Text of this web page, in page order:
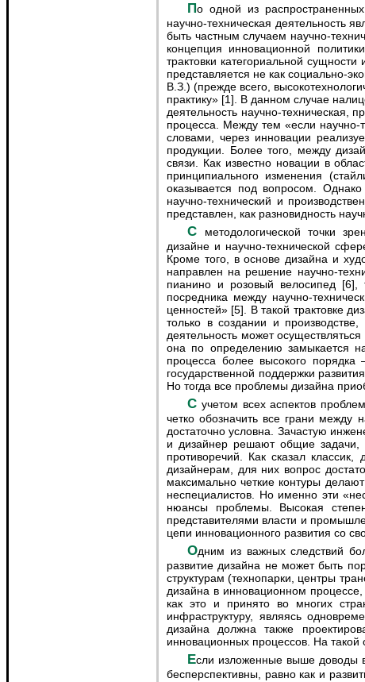
По одной из распространенных версий инновационная политика является составляющей политики научно-технической. Однако
научно-техническая деятельность
быть частным случаем научно-
концепция инновационной
трактовки категориальной
представляется не как социально-
В.З.) (прежде всего,
практику» [1]. В данном случае
деятельность научно-техническая,
процесса. Между тем «если научно-
словами, через инновации
продукции. Более того, между
связи. Как известно новации в
принципиального изменения
оказывается под вопросом.
научно-технический и
представлен, как разновидность
С методологической точки зрения выбор кажется обоснованным. Объекты профессиональной деятельности в промышленном
дизайне и научно-технической
Кроме того, в основе дизайна и
направлен на решение научно-
пианино и розовый велосипед [6],
посредника между научно-
ценностей» [5]. В такой трактовке
только в создании и
деятельность может
она по определению замыкается
процесса более высокого
государственной поддержки
Но тогда все проблемы дизайна
С учетом всех аспектов проблемы есть основания еще раз вернуться к вопросу взаимодействия дизайна с миром техники и более
четко обозначить все грани между
достаточно условна. Зачастую
и дизайнер решают общие задачи,
противоречий. Как сказал
дизайнерам, для них вопрос
максимально четкие контуры
неспециалистов. Но именно эти
нюансы проблемы. Высокая
представителями власти и
цепи инновационного развития со
Одним из важных следствий более четкого позиционирования дизайна в инновационном процессе является понимание того, что
развитие дизайна не может быть
структурам (технопарки, центры
дизайна в инновационном
как это и принято во многих
инфраструктуру, являясь
дизайна должна также
инновационных процессов. На такой
Если изложенные выше доводы верны, то попытки «втиснуть» дизайн в прокрустово ложе научно-технической деятельности в целом
бесперспективны, равно как и